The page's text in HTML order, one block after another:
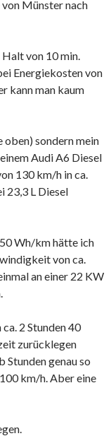
Münster nach
von 10 min.
Energiekosten von
kann man kaum
oben) sondern mein
Audi A6 Diesel
130 km/h in ca.
23,3 L Diesel
Wh/km hätte ich
von ca.
an einer 22 KW
2 Stunden 40
zurücklegen
Stunden genau so
km/h. Aber eine